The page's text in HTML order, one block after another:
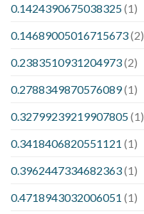
0.1424390675038325(1)
0.14689005016715673(2)
0.2383510931204973(2)
0.2788349870576089(1)
0.32799239219907805(1)
0.3418406820551121 (1)
0.3962447334682363(1)
0.4718943032006051 (1)